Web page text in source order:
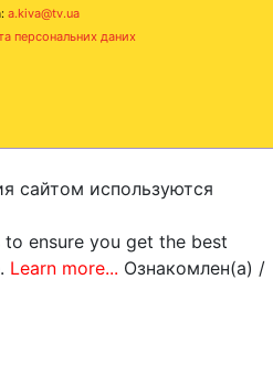
a.kiva@tv.ua
персональних даних
сайтом используются
ensure you get the best
Learn more... Ознакомлен(а) /